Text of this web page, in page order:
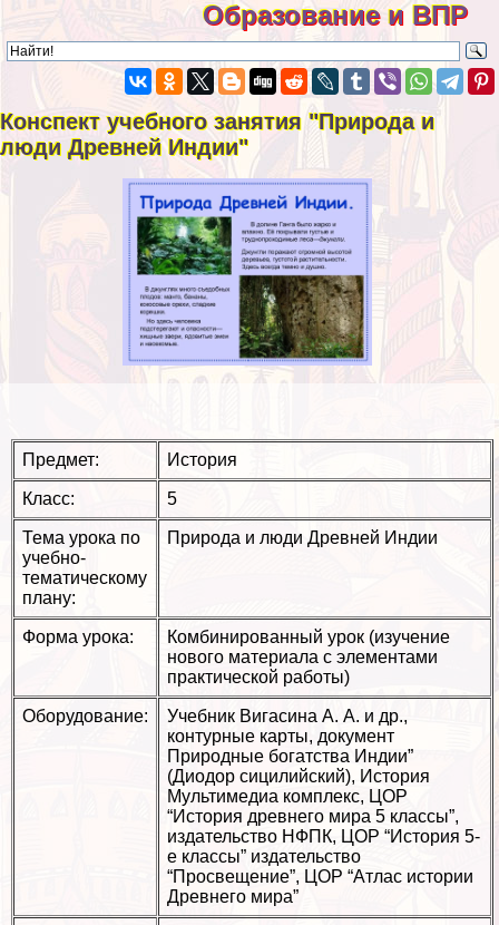
Образование и ВПР
Конспект учебного занятия "Природа и
люди Древней Индии"
Предмет: История
Класс: 5
Тема урока по
учебно-
тематическому
плану:
Природа и люди Древней Индии
Форма урока:
Комбинированный урок (изучение
нового материала с элементами
пpaктической работы)
Оборудование:
Учебник Вигасина А. А. и др.,
контурные карты, документ
Природные богатства Индии”
(Диодор сицилийский), История
Мультимедиа комплекс, ЦОР
“История древнего мира 5 классы”,
издательство НФПК, ЦОР “История 5-
е классы” издательство
“Просвещение”, ЦОР “Атлас истории
Древнего мира”